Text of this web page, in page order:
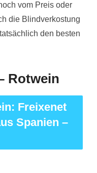
vom Preis oder
die Blindverkostung
den besten
Rotwein
Freixenet
Spanien –